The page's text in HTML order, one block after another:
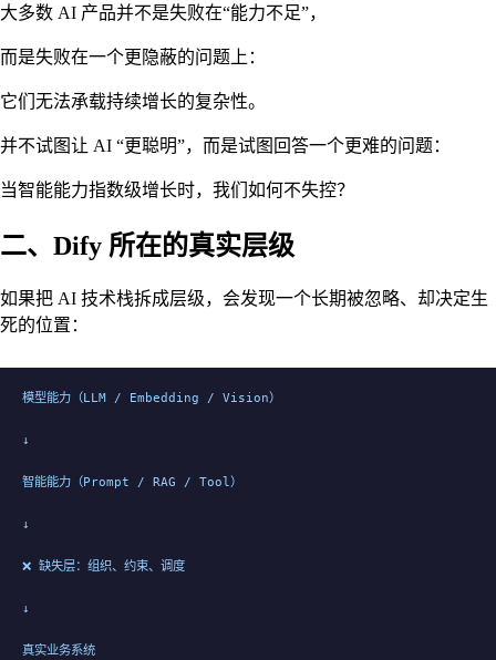
大多数 AI 产品并不是失败在“能力不足”，
而是失败在一个更隐蔽的问题上：
它们无法承载持续增长的复杂性。
并不试图让 AI “更聪明”，而是试图回答一个更难的问题：
当智能能力指数级增长时，我们如何不失控？
二、Dify 所在的真实层级
如果把 AI 技术栈拆成层级，会发现一个长期被忽略、却决定生
死的位置：
模型能力（LLM / Embedding / Vision）
↓
智能能力（Prompt / RAG / Tool）
↓
❌ 缺失层：组织、约束、调度
↓
真实业务系统